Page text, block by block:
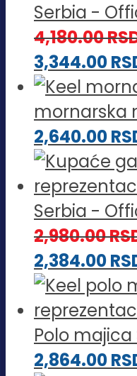
Serbia -
4,180.00
3,344.00
mornarska
2,640.00
Serbia -
2,980.00
2,384.00
Polo majica
2,864.00